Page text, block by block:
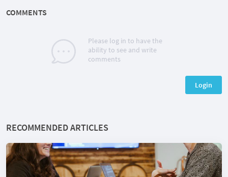
COMMENTS
Please log in to have the
ability to see and write
comments
Login
RECOMMENDED ARTICLES